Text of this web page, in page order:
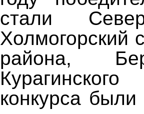
стали
Холмогорский
района,
конкурса